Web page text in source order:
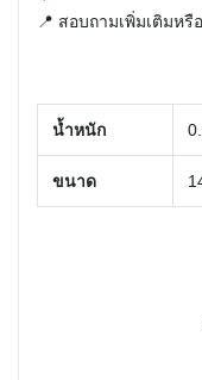
📍 สอบถามเพิ่มเติมห
น้ำหนัก
ขนาด